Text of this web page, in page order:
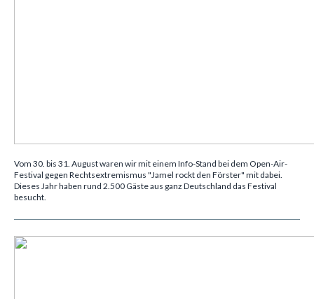
Vom 30. bis 31. August waren wir mit einem Info-Stand bei dem Open-Air-
Festival gegen Rechtsextremismus "Jamel rockt den Förster" mit dabei.
Dieses Jahr haben rund 2.500 Gäste aus ganz Deutschland das Festival
besucht.